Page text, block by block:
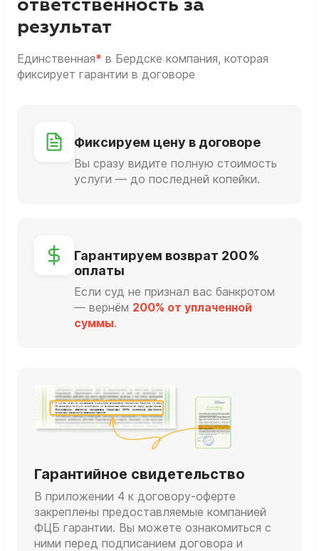
ответственность за
результат
Единственная* в Бердске компания, которая
фиксирует гарантии в договоре
Фиксируем цену в договоре
Вы сразу видите полную стоимость
услуги — до последней копейки.
Гарантируем возврат 200%
оплаты
Если суд не признал вас банкротом
— вернём 200% от уплаченной
суммы.
Гарантийное свидетельство
В приложении 4 к договору-оферте
закреплены предоставляемые компанией
ФЦБ гарантии. Вы можете ознакомиться с
ними перед подписанием договора и